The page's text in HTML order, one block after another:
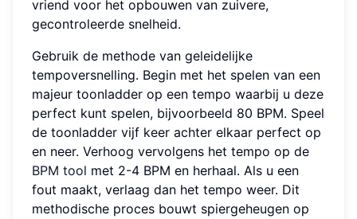
vriend voor het opbouwen van zuivere,
gecontroleerde snelheid.
Gebruik de methode van geleidelijke
tempoversnelling. Begin met het spelen van een
majeur toonladder op een tempo waarbij u deze
perfect kunt spelen, bijvoorbeeld 80 BPM. Speel
de toonladder vijf keer achter elkaar perfect op
en neer. Verhoog vervolgens het tempo op de
BPM tool met 2-4 BPM en herhaal. Als u een
fout maakt, verlaag dan het tempo weer. Dit
methodische proces bouwt spiergeheugen op